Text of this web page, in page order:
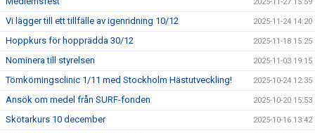
Vi lägger till ett tillfälle av igenridning 10/12 2025-11-24 14:20
Hoppkurs för hopprädda 30/12 2025-11-18 15:25
Nominera till styrelsen 2025-11-03 19:15
Tömkörningsclinic 1/11 med Stockholm Hästutveckling! 2025-10-24 12:35
Ansök om medel från SURF-fonden 2025-10-20 15:53
Skötarkurs 10 december 2025-10-16 13:42